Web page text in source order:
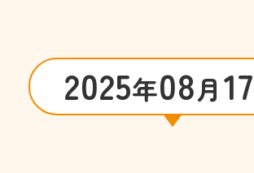
2025年08月17